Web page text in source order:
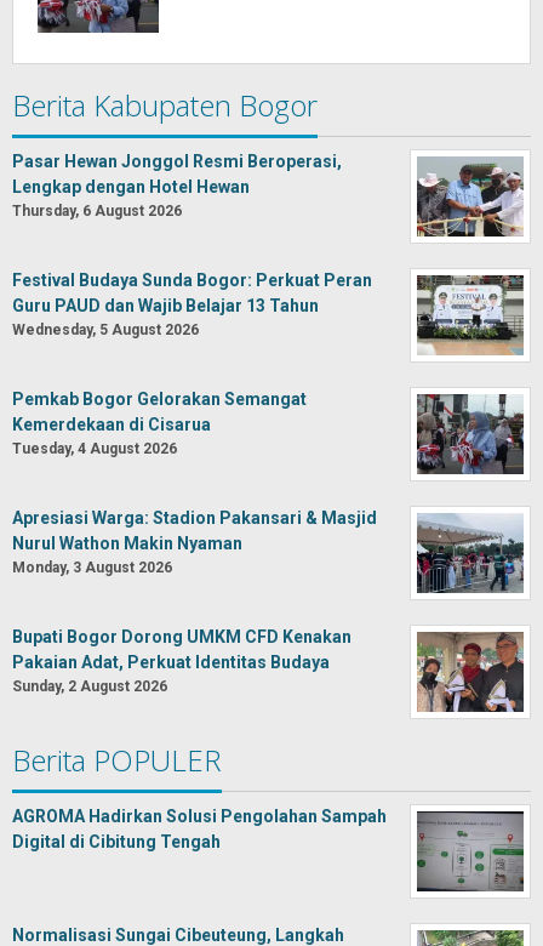
Berita Kabupaten Bogor
Pasar Hewan Jonggol Resmi Beroperasi,
Lengkap dengan Hotel Hewan
Thursday, 6 August 2026
Festival Budaya Sunda Bogor: Perkuat Peran
Guru PAUD dan Wajib Belajar 13 Tahun
Wednesday, 5 August 2026
Pemkab Bogor Gelorakan Semangat
Kemerdekaan di Cisarua
Tuesday, 4 August 2026
Apresiasi Warga: Stadion Pakansari & Masjid
Nurul Wathon Makin Nyaman
Monday, 3 August 2026
Bupati Bogor Dorong UMKM CFD Kenakan
Pakaian Adat, Perkuat Identitas Budaya
Sunday, 2 August 2026
Berita POPULER
AGROMA Hadirkan Solusi Pengolahan Sampah
Digital di Cibitung Tengah
Normalisasi Sungai Cibeuteung, Langkah